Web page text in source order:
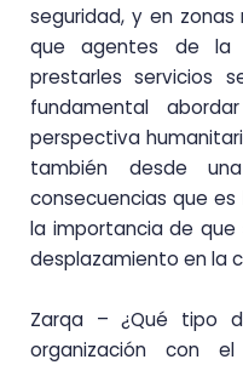
seguridad, y en
que agentes de la
prestarles servicios
fundamental
perspectiva
también desde
consecuencias que
la importancia de
desplazamiento en la
Zarqa – ¿Qué tipo
organización con